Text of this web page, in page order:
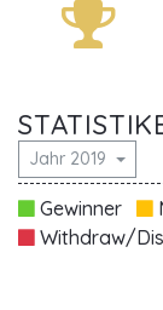
Jahr 2019
Gewinner
Withdraw/